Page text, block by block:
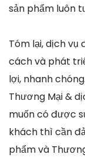
sản phẩm luôn
Tóm lại, dịch vụ
cách và phát
lợi, nhanh
Thương Mại &
muốn có được
khách thì cần
phẩm và